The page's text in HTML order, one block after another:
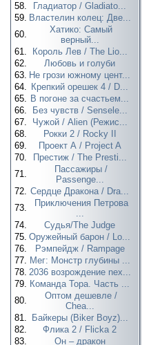
58.
Гладиатор / Gladiato...
59. Властелин колец: Две...
60.
Хатико: Самый
верный...
61.
Король Лев / The Lio...
62.
Любовь и голуби
63. Не грози южному цент...
64. Крепкий орешек 4 / D...
65. В погоне за счастьем...
66.
Без чувств / Sensele...
67.
Чужой / Alien (Режис...
68.
Рокки 2 / Rocky II
69.
Проект А / Project A
70.
Престиж / The Presti...
71.
Пассажиры /
Passenge...
72. Сердце Дракона / Dra...
73.
Приключения Петрова
...
74.
Судья/The Judge
75. Оружейный барон / Lo...
76.
Рэмпейдж / Rampage
77. Мег: Монстр глубины ...
78. 2036 возрождение nex...
79. Команда Тора. Часть ...
80.
Оптом дешевле /
Chea...
81.
Байкеры (Biker Boyz)...
82.
Флика 2 / Flicka 2
83.
Он – дракон